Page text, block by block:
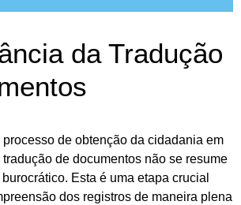
da Tradução
processo de obtenção da cidadania em
de documentos não se resume
Esta é uma etapa crucial
dos registros de maneira plena